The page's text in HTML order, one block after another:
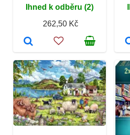
Ihned k odběru (2)
262,50 Kč